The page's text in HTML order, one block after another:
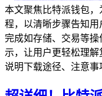
本文聚焦比特派钱包
程，以清晰步骤告知用
完成如存储、交易等
示，让用户更轻松理解
说明下载途径、注意